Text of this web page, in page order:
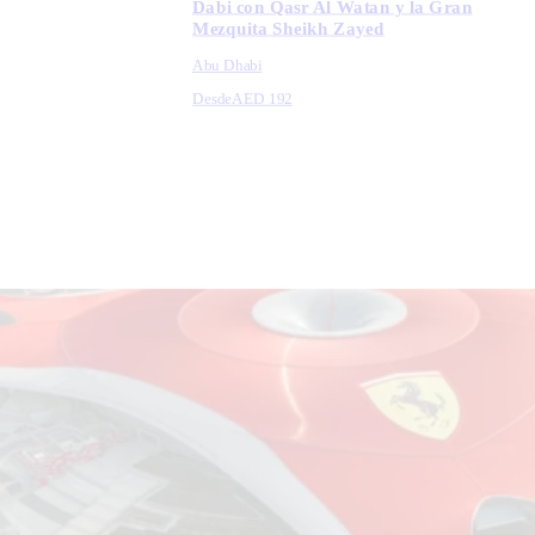
Dabi con Qasr Al Watan y la Gran
Mezquita Sheikh Zayed
Abu Dhabi
DesdeAED 192